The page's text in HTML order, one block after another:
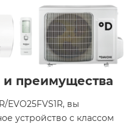
преимущества
EVO25FVS1R, вы
устройство с классом